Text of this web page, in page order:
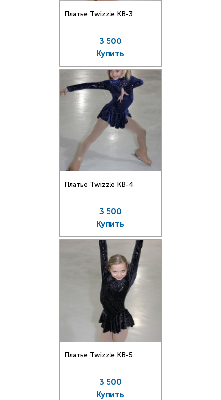
Платье Twizzle КВ-3
3 500
Купить
Платье Twizzle КВ-4
3 500
Купить
Платье Twizzle КВ-5
3 500
Купить